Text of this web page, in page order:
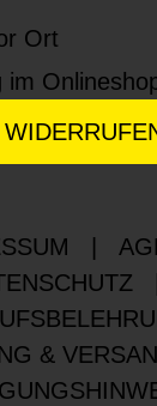
Ort
im
&